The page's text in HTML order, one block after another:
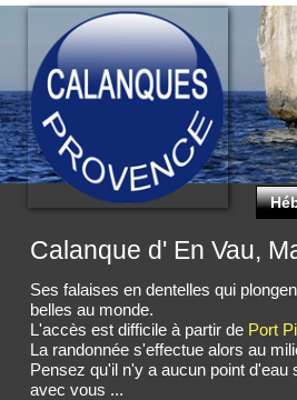
Calanque d' En Vau,
Ses falaises en dentelles qui
belles au monde.
L'accès est difficile à partir de Port
La randonnée s'effectue alors au
Pensez qu'il n'y a aucun point
avec vous ...